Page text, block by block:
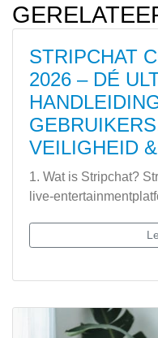
STRIPCHAT
2026 – DÉ
VEILIGHEID
1. Wat is Stripchat?
live-